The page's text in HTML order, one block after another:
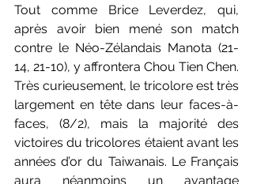
Tout comme Brice Leverdez, qui,
après avoir bien mené son match
contre le Néo-Zélandais Manota (21-
14, 21-10), y affrontera Chou Tien Chen.
Très curieusement, le tricolore est très
largement en tête dans leur faces-à-
faces, (8/2), mais la majorité des
victoires du tricolores étaient avant les
années d’or du Taiwanais. Le Français
aura néanmoins un avantage